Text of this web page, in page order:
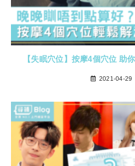
【失眠穴位】按摩4個穴位 助
2021-04-29